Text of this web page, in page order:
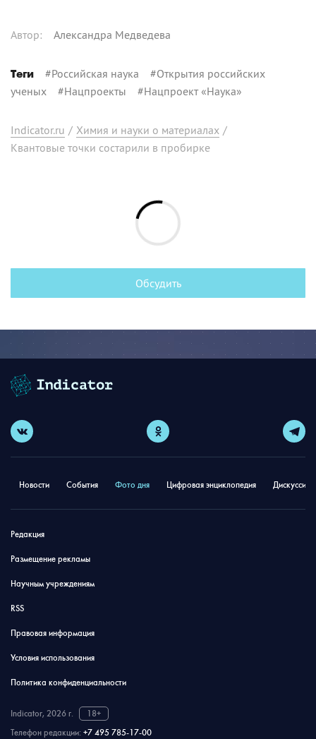
Автор: Александра Медведева
Теги #Российская наука #Открытия российских
ученых #Нацпроекты #Нацпроект «Наука»
Indicator.ru / Химия и науки о материалах /
Квантовые точки состарили в пробирке
Обсудить
Новости События Фото дня Цифровая энциклопедия
Редакция
Размещение рекламы
Научным учреждениям
RSS
Правовая информация
Условия использования
Политика конфиденциальности
Indicator, 2026 г.
18+
Телефон редакции: +7 495 785-17-00